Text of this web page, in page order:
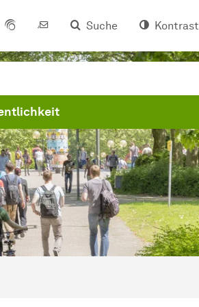
Suche Kontrast